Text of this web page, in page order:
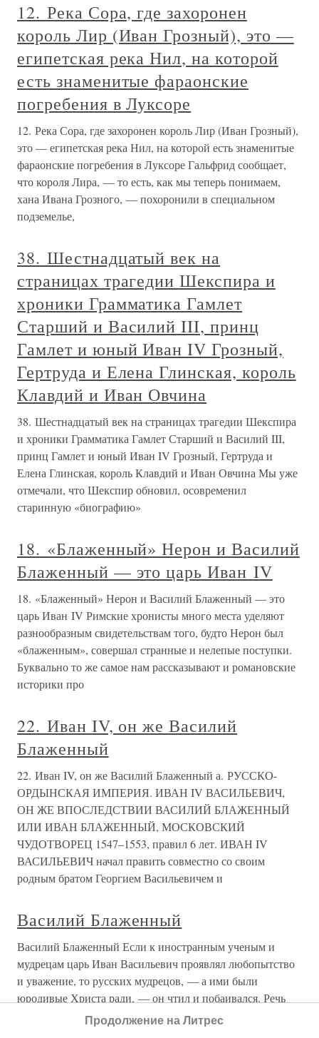
12. Река Сора, где захоронен
король Лир (Иван Грозный), это —
египетская река Нил, на которой
есть знаменитые фараонские
погребения в Луксоре
12. Река Сора, где захоронен король Лир (Иван Грозный),
это — египетская река Нил, на которой есть знаменитые
фараонские погребения в Луксоре Гальфрид сообщает,
что короля Лира, — то есть, как мы теперь понимаем,
хана Ивана Грозного, — похоронили в специальном
подземелье,
38. Шестнадцатый век на
страницах трагедии Шекспира и
хроники Грамматика Гамлет
Старший и Василий III, принц
Гамлет и юный Иван IV Грозный,
Гертруда и Елена Глинская, король
Клавдий и Иван Овчина
38. Шестнадцатый век на страницах трагедии Шекспира
и хроники Грамматика Гамлет Старший и Василий III,
принц Гамлет и юный Иван IV Грозный, Гертруда и
Елена Глинская, король Клавдий и Иван Овчина Мы уже
отмечали, что Шекспир обновил, осовременил
старинную «биографию»
18. «Блаженный» Нерон и Василий
Блаженный — это царь Иван IV
18. «Блаженный» Нерон и Василий Блаженный — это
царь Иван IV Римские хронисты много места уделяют
разнообразным свидетельствам того, будто Нерон был
«блаженным», совершал странные и нелепые поступки.
Буквально то же самое нам рассказывают и романовские
историки про
22. Иван IV, он же Василий
Блаженный
22. Иван IV, он же Василий Блаженный а. РУССКО-
ОРДЫНСКАЯ ИМПЕРИЯ. ИВАН IV ВАСИЛЬЕВИЧ,
ОН ЖЕ ВПОСЛЕДСТВИИ ВАСИЛИЙ БЛАЖЕННЫЙ
ИЛИ ИВАН БЛАЖЕННЫЙ, МОСКОВСКИЙ
ЧУДОТВОРЕЦ 1547–1553, правил 6 лет. ИВАН IV
ВАСИЛЬЕВИЧ начал править совместно со своим
родным братом Георгием Васильевичем и
Василий Блаженный
Василий Блаженный Если к иностранным ученым и
мудрецам царь Иван Васильевич проявлял любопытство
и уважение, то русских мудрецов, — а ими были
юродивые Христа ради, — он чтил и побаивался. Речь
идет, прежде всего, о легендарном Василии Блаженном,
Продолжение на Литрес